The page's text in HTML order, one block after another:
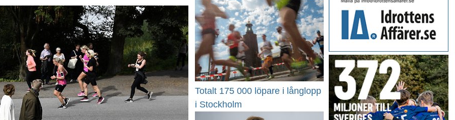
Totalt 175 000 löpare i långlopp
i Stockholm